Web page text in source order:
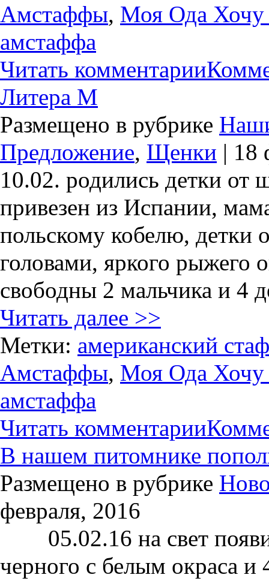
Амстаффы, Моя Ода Хочу
амстаффа
Читать комментарии
Литера М
Размещено в рубрике
Предложение, Щенки | 18
10.02. родились детки
привезен из Испании,
польскому кобелю, детки
головами, яркого рыжего
свободны 2 мальчика и 4
Читать далее >>
Метки: американский
Амстаффы, Моя Ода Хочу
амстаффа
Читать комментарии
В нашем питомнике
Размещено в рубрике
февраля, 2016
05.02.16 на свет
черного с белым окраса и